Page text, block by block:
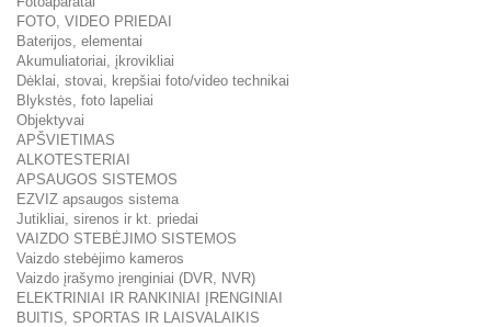
FOTO, VIDEO PRIEDAI
Baterijos, elementai
Akumuliatoriai, įkrovikliai
Dėklai, stovai, krepšiai foto/video technikai
Blykstės, foto lapeliai
Objektyvai
APŠVIETIMAS
ALKOTESTERIAI
APSAUGOS SISTEMOS
EZVIZ apsaugos sistema
Jutikliai, sirenos ir kt. priedai
VAIZDO STEBĖJIMO SISTEMOS
Vaizdo stebėjimo kameros
Vaizdo įrašymo įrenginiai (DVR, NVR)
ELEKTRINIAI IR RANKINIAI ĮRENGINIAI
BUITIS, SPORTAS IR LAISVALAIKIS